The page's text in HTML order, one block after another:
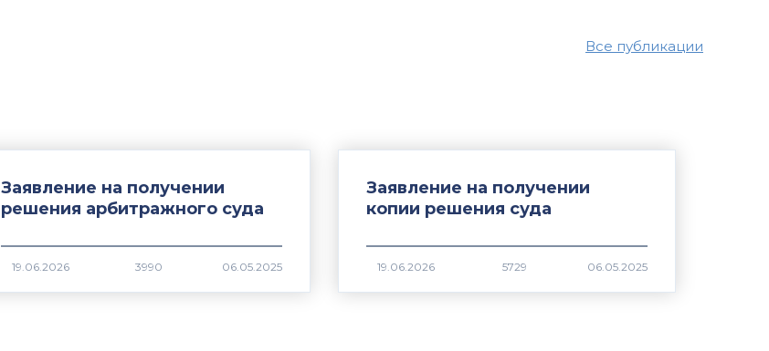
Все публикации
Заявление на получении
решения арбитражного суда
3990
Заявление на получении
копии решения суда
5729